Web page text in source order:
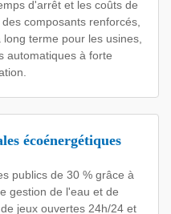
d'arrêt et les coûts de
composants renforcés,
terme pour les usines,
automatiques à forte
écoénergétiques
publics de 30 % grâce à
gestion de l'eau et de
jeux ouvertes 24h/24 et